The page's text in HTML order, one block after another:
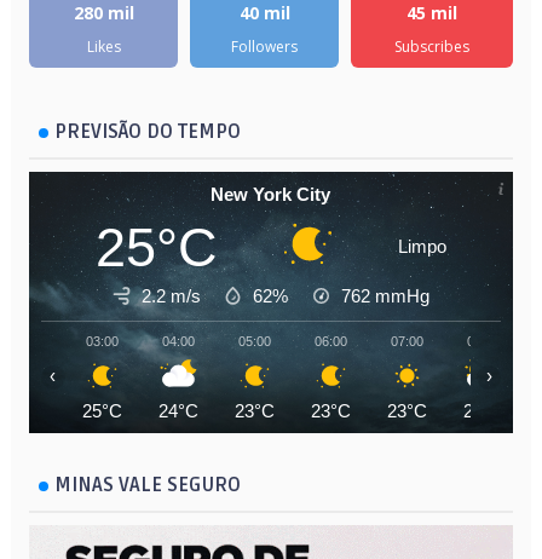
280 mil
Likes
40 mil
Followers
45 mil
Subscribes
PREVISÃO DO TEMPO
New York City
25°C Limpo
2.2 m/s 62% 762 mmHg
03:00
25°C
04:00
24°C
05:00
23°C
06:00
23°C
07:00
23°C
08:00
25°C
‹ ›
MINAS VALE SEGURO